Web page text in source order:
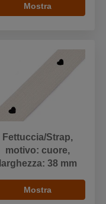
Mostra
Fettuccia/Strap,
motivo: cuore,
larghezza: 38 mm
Mostra